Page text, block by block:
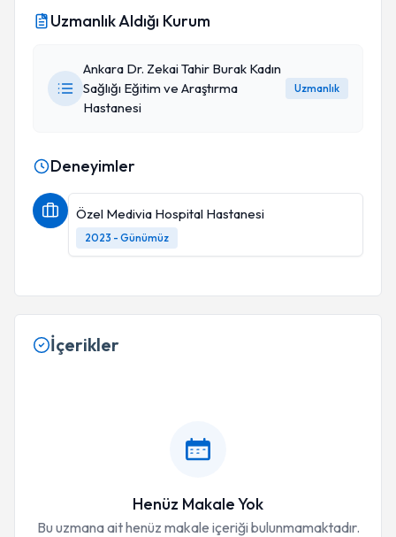
Uzmanlık Aldığı Kurum
Ankara Dr. Zekai Tahir Burak Kadın
Sağlığı Eğitim ve Araştırma
Hastanesi
Uzmanlık
Deneyimler
Özel Medivia Hospital Hastanesi
2023 - Günümüz
İçerikler
Henüz Makale Yok
Bu uzmana ait henüz makale içeriği bulunmamaktadır.